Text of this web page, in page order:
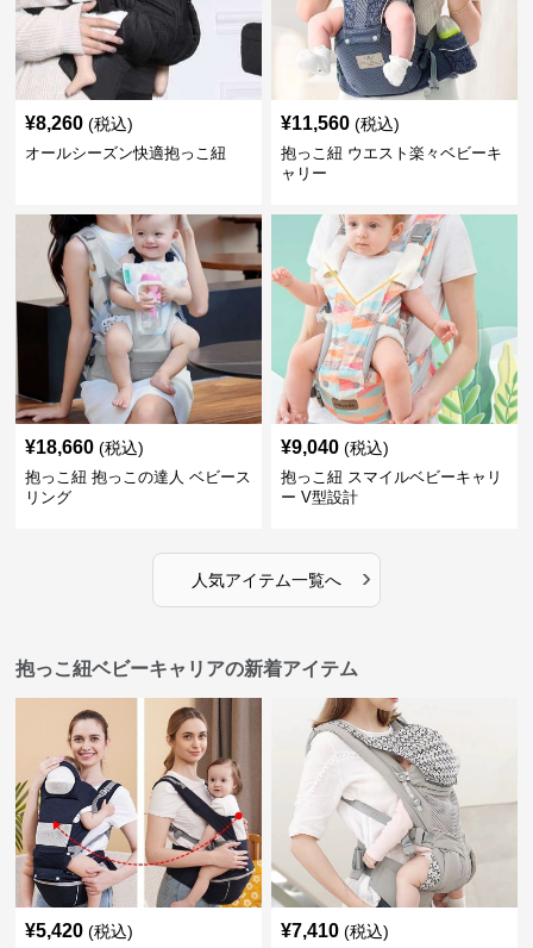
¥8,260 (税込)
オールシーズン快適抱っこ紐
¥11,560 (税込)
抱っこ紐 ウエスト楽々ベビーキ
ャリー
¥18,660 (税込)
抱っこ紐 抱っこの達人 ベビース
リング
¥9,040 (税込)
抱っこ紐 スマイルベビーキャリ
ー V型設計
人気アイテム一覧へ ›
抱っこ紐ベビーキャリアの新着アイテム
¥5,420 (税込) ¥7,410 (税込)